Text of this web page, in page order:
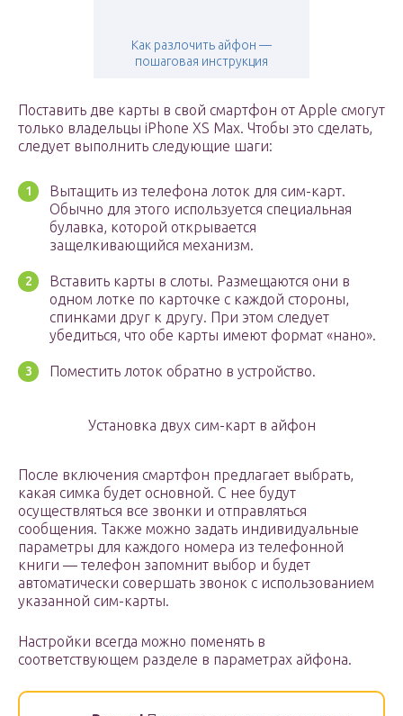
Как разлочить айфон —
пошаговая инструкция
Поставить две карты в свой смартфон от Apple смогут
только владельцы iPhone XS Max. Чтобы это сделать,
следует выполнить следующие шаги:
Вытащить из телефона лоток для сим-карт.
Обычно для этого используется специальная
булавка, которой открывается
защелкивающийся механизм.
Вставить карты в слоты. Размещаются они в
одном лотке по карточке с каждой стороны,
спинками друг к другу. При этом следует
убедиться, что обе карты имеют формат «нано».
Поместить лоток обратно в устройство.
Установка двух сим-карт в айфон
После включения смартфон предлагает выбрать,
какая симка будет основной. С нее будут
осуществляться все звонки и отправляться
сообщения. Также можно задать индивидуальные
параметры для каждого номера из телефонной
книги — телефон запомнит выбор и будет
автоматически совершать звонок с использованием
указанной сим-карты.
Настройки всегда можно поменять в
соответствующем разделе в параметрах айфона.